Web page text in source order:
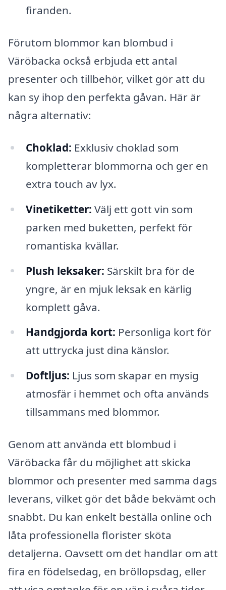
firanden.
Förutom blommor kan blombud i
Väröbacka också erbjuda ett antal
presenter och tillbehör, vilket gör att du
kan sy ihop den perfekta gåvan. Här är
några alternativ:
Choklad: Exklusiv choklad som
kompletterar blommorna och ger en
extra touch av lyx.
Vinetiketter: Välj ett gott vin som
parken med buketten, perfekt för
romantiska kvällar.
Plush leksaker: Särskilt bra för de
yngre, är en mjuk leksak en kärlig
komplett gåva.
Handgjorda kort: Personliga kort för
att uttrycka just dina känslor.
Doftljus: Ljus som skapar en mysig
atmosfär i hemmet och ofta används
tillsammans med blommor.
Genom att använda ett blombud i
Väröbacka får du möjlighet att skicka
blommor och presenter med samma dags
leverans, vilket gör det både bekvämt och
snabbt. Du kan enkelt beställa online och
låta professionella florister sköta
detaljerna. Oavsett om det handlar om att
fira en födelsedag, en bröllopsdag, eller